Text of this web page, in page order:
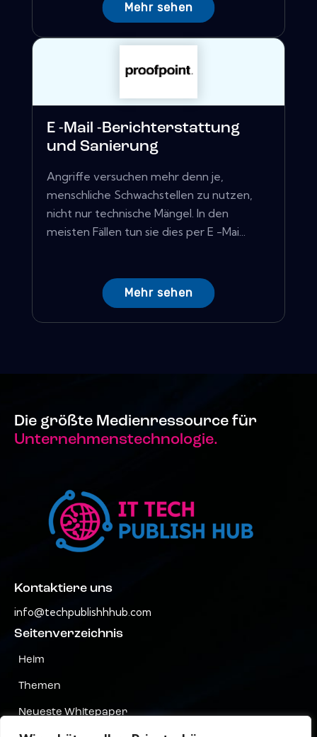
Mehr sehen
E -Mail -Berichterstattung
und Sanierung
Angriffe versuchen mehr denn je,
menschliche Schwachstellen zu nutzen,
nicht nur technische Mängel. In den
meisten Fällen tun sie dies per E -Mai...
Mehr sehen
Die größte Medienressource für
Unternehmenstechnologie.
Kontaktiere uns
info@techpublishhhub.com
Seitenverzeichnis
Heim
Themen
Neueste Whitepaper